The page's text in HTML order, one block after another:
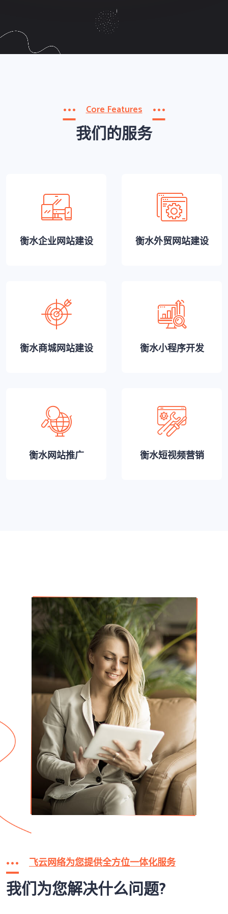
WECHAT
WEBSITE
WEBSITE
Core Features
我们的服务
衡水企业网站建设 衡水外贸网站建设
衡水商城网站建设 衡水小程序开发
衡水网站推广 衡水短视频营销
飞云网络为您提供全方位一体化服务
我们为您解决什么问题?